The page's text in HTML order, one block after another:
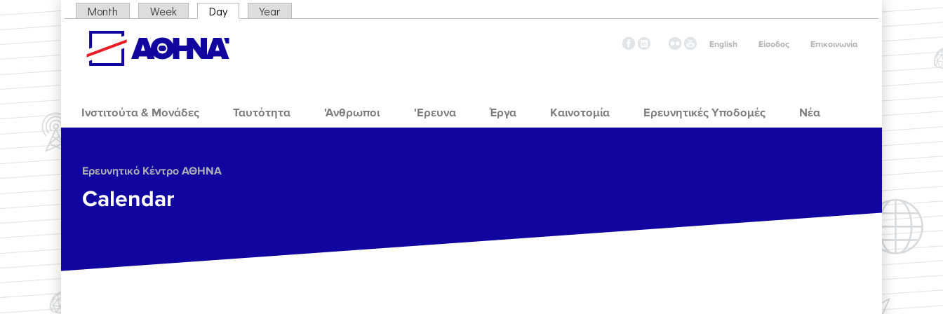
Skip to main content
Primary tabs
Month Week Day (active tab)
Year
Επικοινωνία
Είσοδος
English
Ινστιτούτα & Μονάδες Ταυτότητα 'Ανθρωποι 'Ερευνα Έργα Καινοτομία Ερευνητικές Υποδομές Νέα
Ερευνητικό Κέντρο ΑΘΗΝΑ
Calendar